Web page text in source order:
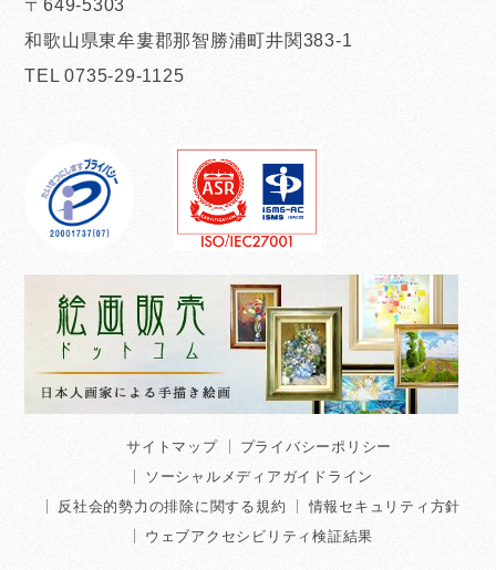
〒649-5303
和歌山県東牟婁郡那智勝浦町井関383-1
TEL 0735-29-1125
サイトマップ
プライバシーポリシー
ソーシャルメディアガイドライン
反社会的勢力の排除に関する規約
情報セキュリティ方針
ウェブアクセシビリティ検証結果